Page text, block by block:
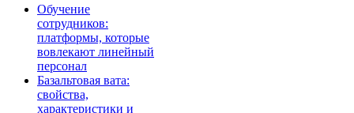
Обучение
сотрудников:
платформы, которые
вовлекают линейный
персонал
Базальтовая вата:
свойства,
характеристики и